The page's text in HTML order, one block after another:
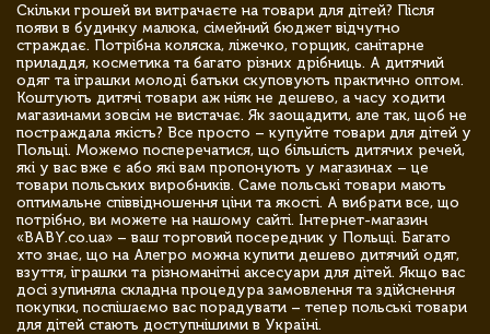
Скільки грошей ви витрачаєте на товари для дітей? Після
появи в будинку малюка, сімейний бюджет відчутно
страждає. Потрібна коляска, ліжечко, горщик, санітарне
приладдя, косметика та багато різних дрібниць. А дитячий
одяг та іграшки молоді батьки скуповують практично оптом.
Коштують дитячі товари аж ніяк не дешево, а часу ходити
магазинами зовсім не вистачає. Як заощадити, але так, щоб не
постраждала якість? Все просто – купуйте товари для дітей у
Польщі. Можемо посперечатися, що більшість дитячих речей,
які у вас вже є або які вам пропонують у магазинах – це
товари польських виробників. Саме польські товари мають
оптимальне співвідношення ціни та якості. А вибрати все, що
потрібно, ви можете на нашому сайті. Інтернет-магазин
«BABY.co.ua» – ваш торговий посередник у Польщі. Багато
хто знає, що на Алегро можна купити дешево дитячий одяг,
взуття, іграшки та різноманітні аксесуари для дітей. Якщо вас
досі зупиняла складна процедура замовлення та здійснення
покупки, поспішаємо вас порадувати – тепер польські товари
для дітей стають доступнішими в Україні.